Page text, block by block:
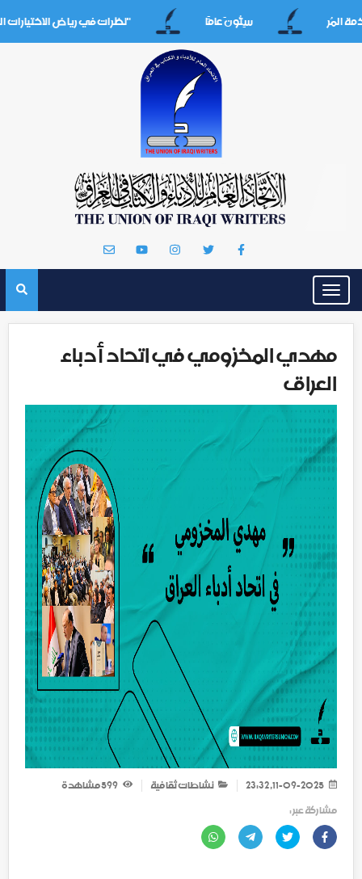
سِتُّونَ عامََا "نظرات في رياض الاختيارات
Toggle
navigation
مهدي المخزومي في اتحاد أدباء
العراق
نشاطات ثقافية 599
مشاهدة
مشاركة عبر :